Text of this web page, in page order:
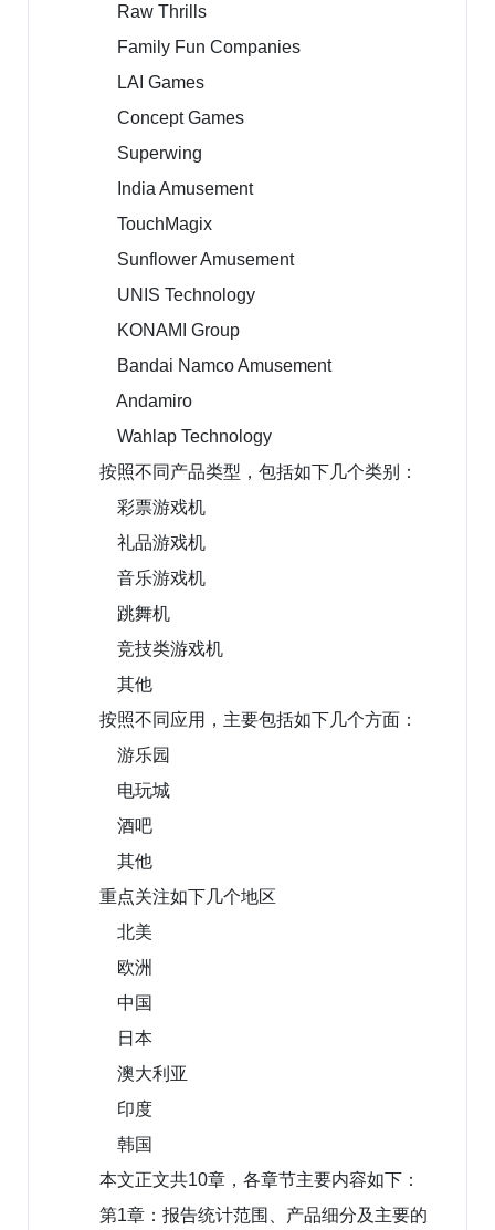
Raw Thrills
Family Fun Companies
LAI Games
Concept Games
Superwing
India Amusement
TouchMagix
Sunflower Amusement
UNIS Technology
KONAMI Group
Bandai Namco Amusement
Andamiro
Wahlap Technology
按照不同产品类型，包括如下几个类别：
彩票游戏机
礼品游戏机
音乐游戏机
跳舞机
竞技类游戏机
其他
按照不同应用，主要包括如下几个方面：
游乐园
电玩城
酒吧
其他
重点关注如下几个地区
北美
欧洲
中国
日本
澳大利亚
印度
韩国
本文正文共10章，各章节主要内容如下：
第1章：报告统计范围、产品细分及主要的